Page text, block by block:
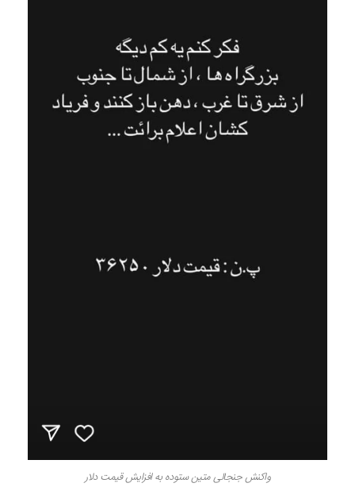
واکنش جنجالی متین ستوده به افزایش قیمت دلار